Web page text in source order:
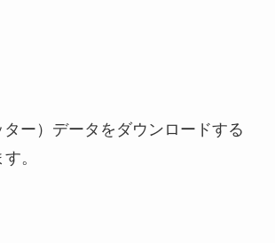
ー）データをダウンロードする
。